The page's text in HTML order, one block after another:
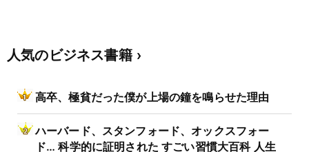
人気のビジネス書籍
高卒、極貧だった僕が上場の鐘を鳴らせた理由
ハーバード、スタンフォード、オックスフォー
ド… 科学的に証明された すごい習慣大百科 人生